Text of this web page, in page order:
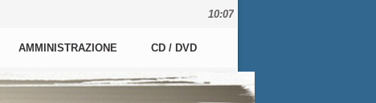
10:07
AMMINISTRAZIONE CD / DVD